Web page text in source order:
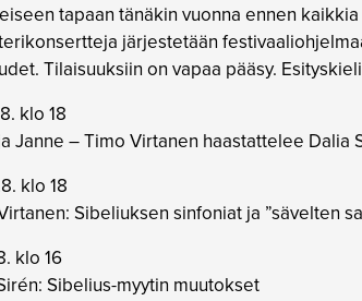
tapaan tänäkin vuonna ennen
järjestetään
Tilaisuuksiin on vapaa pääsy.
klo 18
Janne – Timo Virtanen haastattelee Dalia
klo 18
Sibeliuksen sinfoniat ja ”sävelten
klo 16
Sibelius-myytin muutokset